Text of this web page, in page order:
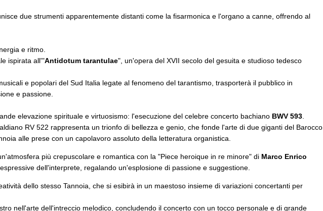
due strumenti apparentemente distanti come la fisarmonica e l'organo a canne, offrendo al
e ritmo.
ispirata all'"Antidotum tarantulae", un'opera del XVII secolo del gesuita e studioso tedesco
e popolari del Sud Italia legate al fenomeno del tarantismo, trasporterà il pubblico in
e passione.
elevazione spirituale e virtuosismo: l'esecuzione del celebre concerto bachiano BWV 593.
RV 522 rappresenta un trionfo di bellezza e genio, che fonde l'arte di due giganti del Barocco.
alle prese con un capolavoro assoluto della letteratura organistica.
più crepuscolare e romantica con la "Piece heroique in re minore" di Marco Enrico
dell'interprete, regalando un'esplosione di passione e suggestione.
dello stesso Tannoia, che si esibirà in un maestoso insieme di variazioni concertanti per
nell'arte dell'intreccio melodico, concludendo il concerto con un tocco personale e di grande